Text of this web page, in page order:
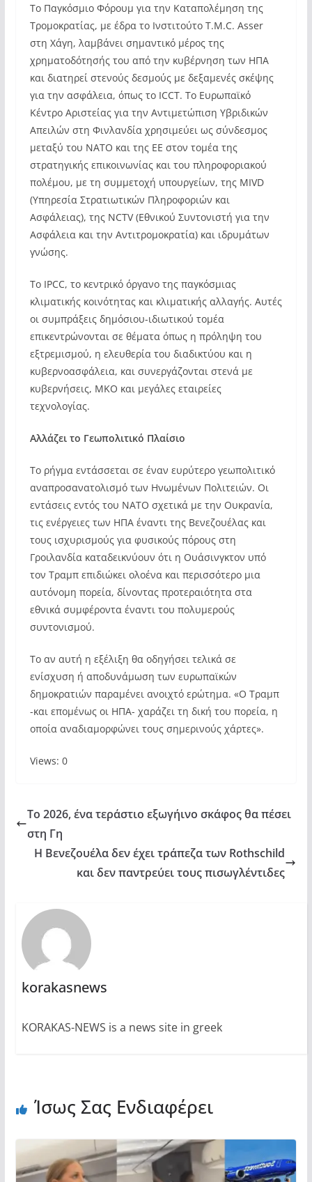
Το Παγκόσμιο Φόρουμ για την Καταπολέμηση της
Τρομοκρατίας, με έδρα το Ινστιτούτο T.M.C. Asser
στη Χάγη, λαμβάνει σημαντικό μέρος της
χρηματοδότησής του από την κυβέρνηση των ΗΠΑ
και διατηρεί στενούς δεσμούς με δεξαμενές σκέψης
για την ασφάλεια, όπως το ICCT. Το Ευρωπαϊκό
Κέντρο Αριστείας για την Αντιμετώπιση Υβριδικών
Απειλών στη Φινλανδία χρησιμεύει ως σύνδεσμος
μεταξύ του ΝΑΤΟ και της ΕΕ στον τομέα της
στρατηγικής επικοινωνίας και του πληροφοριακού
πολέμου, με τη συμμετοχή υπουργείων, της MIVD
(Υπηρεσία Στρατιωτικών Πληροφοριών και
Ασφάλειας), της NCTV (Εθνικού Συντονιστή για την
Ασφάλεια και την Αντιτρομοκρατία) και ιδρυμάτων
γνώσης.
Το IPCC, το κεντρικό όργανο της παγκόσμιας
κλιματικής κοινότητας και κλιματικής αλλαγής. Αυτές
οι συμπράξεις δημόσιου-ιδιωτικού τομέα
επικεντρώνονται σε θέματα όπως η πρόληψη του
εξτρεμισμού, η ελευθερία του διαδικτύου και η
κυβερνοασφάλεια, και συνεργάζονται στενά με
κυβερνήσεις, ΜΚΟ και μεγάλες εταιρείες
τεχνολογίας.
Αλλάζει το Γεωπολιτικό Πλαίσιο
Το ρήγμα εντάσσεται σε έναν ευρύτερο γεωπολιτικό
αναπροσανατολισμό των Ηνωμένων Πολιτειών. Οι
εντάσεις εντός του ΝΑΤΟ σχετικά με την Ουκρανία,
τις ενέργειες των ΗΠΑ έναντι της Βενεζουέλας και
τους ισχυρισμούς για φυσικούς πόρους στη
Γροιλανδία καταδεικνύουν ότι η Ουάσινγκτον υπό
τον Τραμπ επιδιώκει ολοένα και περισσότερο μια
αυτόνομη πορεία, δίνοντας προτεραιότητα στα
εθνικά συμφέροντα έναντι του πολυμερούς
συντονισμού.
Το αν αυτή η εξέλιξη θα οδηγήσει τελικά σε
ενίσχυση ή αποδυνάμωση των ευρωπαϊκών
δημοκρατιών παραμένει ανοιχτό ερώτημα. «Ο Τραμπ
-και επομένως οι ΗΠΑ- χαράζει τη δική του πορεία, η
οποία αναδιαμορφώνει τους σημερινούς χάρτες».
Views: 0
Το 2026, ένα τεράστιο εξωγήινο σκάφος θα πέσει
στη Γη
Η Βενεζουέλα δεν έχει τράπεζα των Rothschild
και δεν παντρεύει τους πισωγλέντιδες
korakasnews
KORAKAS-NEWS is a news site in greek
Ίσως Σας Ενδιαφέρει